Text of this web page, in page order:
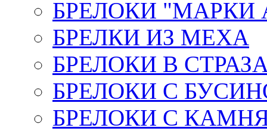
БРЕЛОКИ "МАРКИ
БРЕЛКИ ИЗ МЕХА
БРЕЛОКИ В
БРЕЛОКИ С
БРЕЛОКИ С